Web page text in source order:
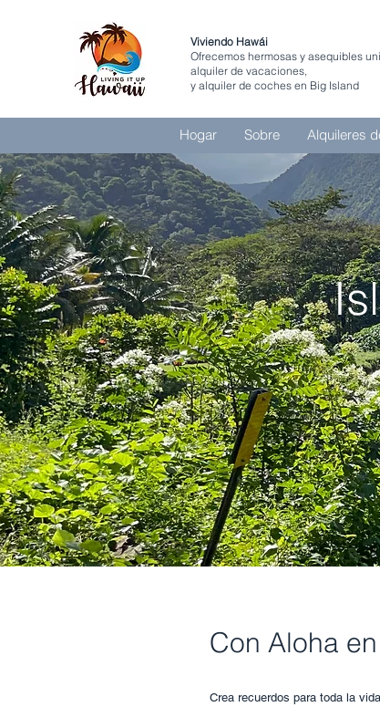
Viviendo Hawái
Ofrecemos hermosas y asequibles
alquiler de vacaciones,
y alquiler de coches en Big Island
Hogar Sobre Alquileres
Con Aloha
Crea recuerdos para toda la